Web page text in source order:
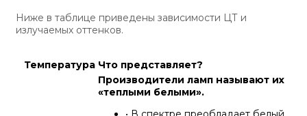
Ниже в таблице приведены зависимости ЦТ и
излучаемых оттенков.
Температура Что представляет?
Производители ламп называют их
«теплыми белыми».